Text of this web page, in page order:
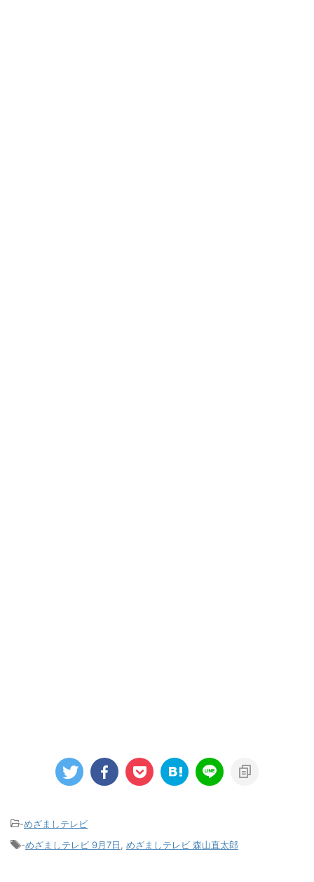
-めざましテレビ
-めざましテレビ 9月7日 めざましテレビ 森山直太郎